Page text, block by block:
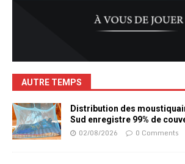
AUTRE TEMPS
Distribution des
Sud enregistre 99% de
02/08/2026 0 Comments